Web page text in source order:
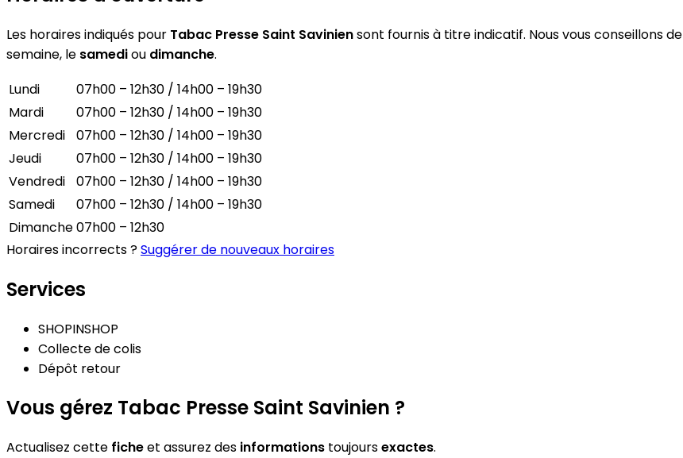
Les horaires indiqués pour Tabac Presse Saint Saviniensont fournis à titre indicatif. Nous vous conseillons de
semaine, le samediou dimanche.
Lundi
07h00 – 12h30 / 14h00 – 19h30
Mardi
07h00 – 12h30 / 14h00 – 19h30
Mercredi
07h00 – 12h30 / 14h00 – 19h30
Jeudi
07h00 – 12h30 / 14h00 – 19h30
Vendredi
07h00 – 12h30 / 14h00 – 19h30
Samedi
07h00 – 12h30 / 14h00 – 19h30
Dimanche07h00 – 12h30
Horaires incorrects ?Suggérer de nouveaux horaires
Services
SHOPINSHOP
Collecte de colis
Dépôt retour
Vous gérez Tabac Presse Saint Savinien ?
Actualisez cette ficheet assurez des informations toujoursexactes.